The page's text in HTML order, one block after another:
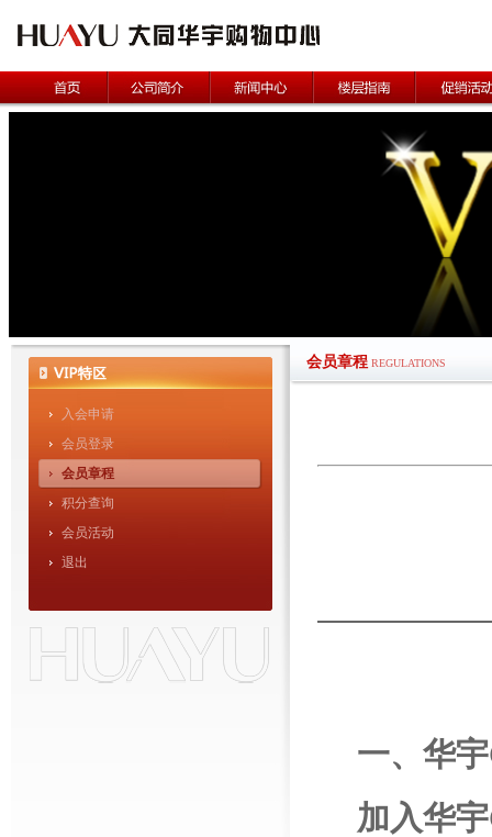
入会申请
会员登录
会员章程
积分查询
会员活动
退出
会员章程 REGULATIONS
一、华宇
加入华宇